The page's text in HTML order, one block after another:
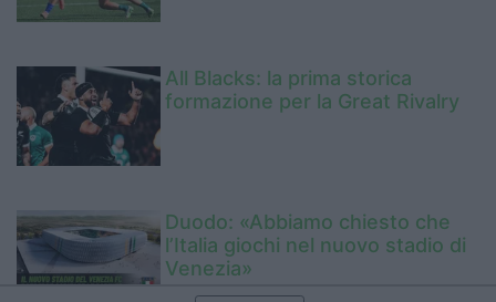
All Blacks: la prima storica
formazione per la Great Rivalry
Duodo: «Abbiamo chiesto che
l’Italia giochi nel nuovo stadio di
Venezia»